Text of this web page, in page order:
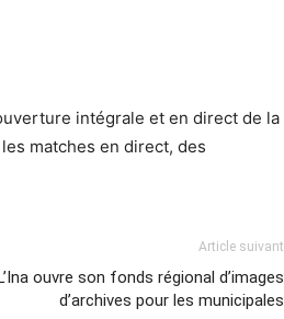
intégrale et en direct de la
matches en direct, des
Article suivant
ouvre son fonds régional d’images
d’archives pour les municipales